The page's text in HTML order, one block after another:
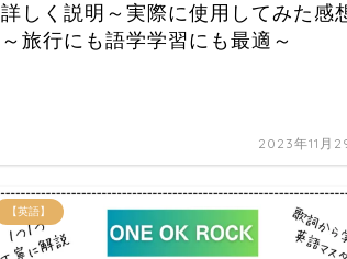
詳しく説明～実際に使用してみた感
～旅行にも語学学習にも最適～
2023年11月
【英語】